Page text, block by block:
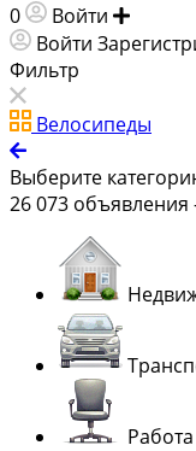
0 Войти
Войти
Фильтр
Велосипеды
Выберите
26 073 объявления
Работа